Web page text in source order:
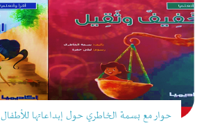
حوار مع بسمة الخاطري حول إبداعاتها للأطفال